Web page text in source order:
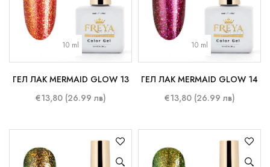
10 ml
ГЕЛ ЛАК MERMAID GLOW 13
€13,80 (26.99 лв)
10 ml
ГЕЛ ЛАК MERMAID GLOW 14
€13,80 (26.99 лв)